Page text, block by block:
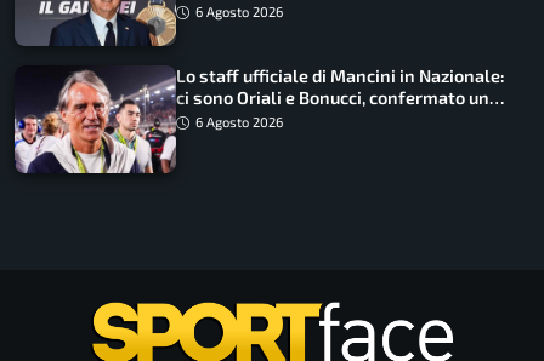
6 Agosto 2026
Lo staff ufficiale di Mancini in Nazionale:
ci sono Oriali e Bonucci, confermato un
ritorno
6 Agosto 2026